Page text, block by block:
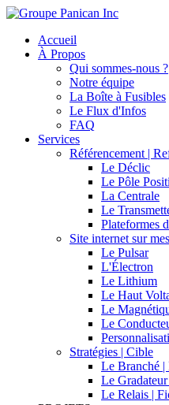
Accueil
À Propos
Qui sommes-nous ?
Notre équipe
La Boîte à Fusibles
Le Flux d'Infos
FAQ
Services
Référencement |
Le Déclic
Le Pôle
La Centrale
Le
Plateformes
Site internet sur
Le Pulsar
L'Électron
Le Lithium
Le Haut
Le
Le
Stratégies | Cible
Le Branché |
Le
Le Relais |